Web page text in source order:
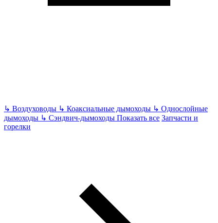
↳ Воздуховоды ↳ Коаксиальные дымоходы ↳ Однослойные
дымоходы ↳ Сэндвич-дымоходы Показать все Запчасти и
горелки